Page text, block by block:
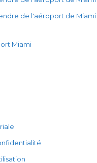
de l'aéroport de
Miami